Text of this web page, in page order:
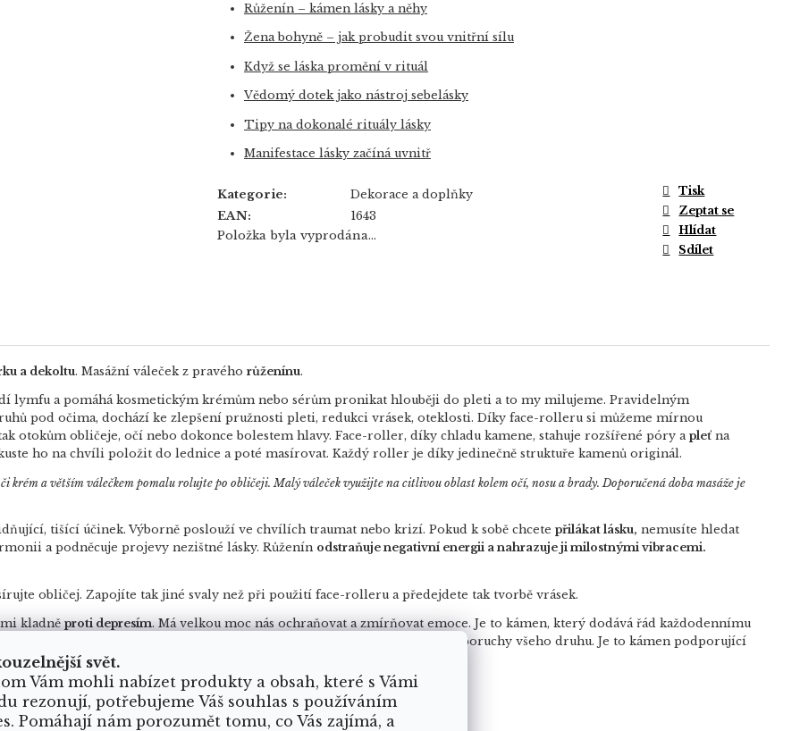
svět.
Vám mohli nabízet produkty a obsah, které s Vámi
rezonují, potřebujeme Váš souhlas s používáním
Pomáhají nám porozumět tomu, co Vás zajímá, a
Růženín – kámen lásky a něhy
Žena bohyně – jak probudit svou vnitřní sílu
Když se láska promění v rituál
Vědomý dotek jako nástroj sebelásky
Tipy na dokonalé rituály lásky
Manifestace lásky začíná uvnitř
Kategorie: Dekorace a doplňky
EAN:
1643
Položka byla vyprodána…
Tisk
Zeptat se
Hlídat
Sdílet
a dekoltu. Masážní váleček z pravého růženínu.
lymfu a pomáhá kosmetickým krémům nebo sérům pronikat hlouběji do pleti a to my milujeme. Pravidelným
pod očima, dochází ke zlepšení pružnosti pleti, redukci vrásek, oteklosti. Díky face-rolleru si můžeme mírnou
otokům obličeje, očí nebo dokonce bolestem hlavy. Face-roller, díky chladu kamene, stahuje rozšířené póry a pleťna
ho na chvíli položit do lednice a poté masírovat. Každý roller je díky jedinečně struktuře kamenů originál.
krém a větším válečkem pomalu rolujte po obličeji. Malý váleček využijte na citlivou oblast kolem očí, nosu a brady. Doporučená doba masáže je
tišící účinek. Výborně poslouží ve chvílích traumat nebo krizí. Pokud k sobě chcete přilákat lásku, nemusíte hledat
a podněcuje projevy nezištné lásky. Růženín odstraňuje negativní energii a nahrazuje ji milostnými vibracemi.
obličej. Zapojíte tak jiné svaly než při použití face-rolleru a předejdete tak tvorbě vrásek.
kladněproti depresím. Má velkou moc nás ochraňovat a zmírňovat emoce. Je to kámen, který dodává řád každodennímu
otevírá dveře do podvědomí. Fluorit také zahání negativní energii a poruchy všeho druhu. Je to kámen podporující
z růženínu a masážní placičku z fluoritu.